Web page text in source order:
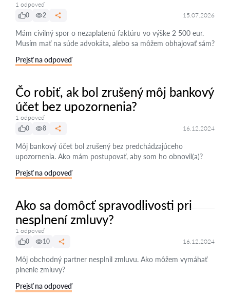
1 odpoveď
0
2 15.07.2026
Mám civilný spor o nezaplatenú faktúru vo výške 2 500 eur.
Musím mať na súde advokáta, alebo sa môžem obhajovať sám?
Prejsť na odpoveď
Čo robiť, ak bol zrušený môj bankový
účet bez upozornenia?
1 odpoveď
0
8 16.12.2024
Môj bankový účet bol zrušený bez predchádzajúceho
upozornenia. Ako mám postupovať, aby som ho obnovil(a)?
Prejsť na odpoveď
Ako sa domôcť spravodlivosti pri
nesplnení zmluvy?
1 odpoveď
0
10 16.12.2024
Môj obchodný partner nesplnil zmluvu. Ako môžem vymáhať
plnenie zmluvy?
Prejsť na odpoveď